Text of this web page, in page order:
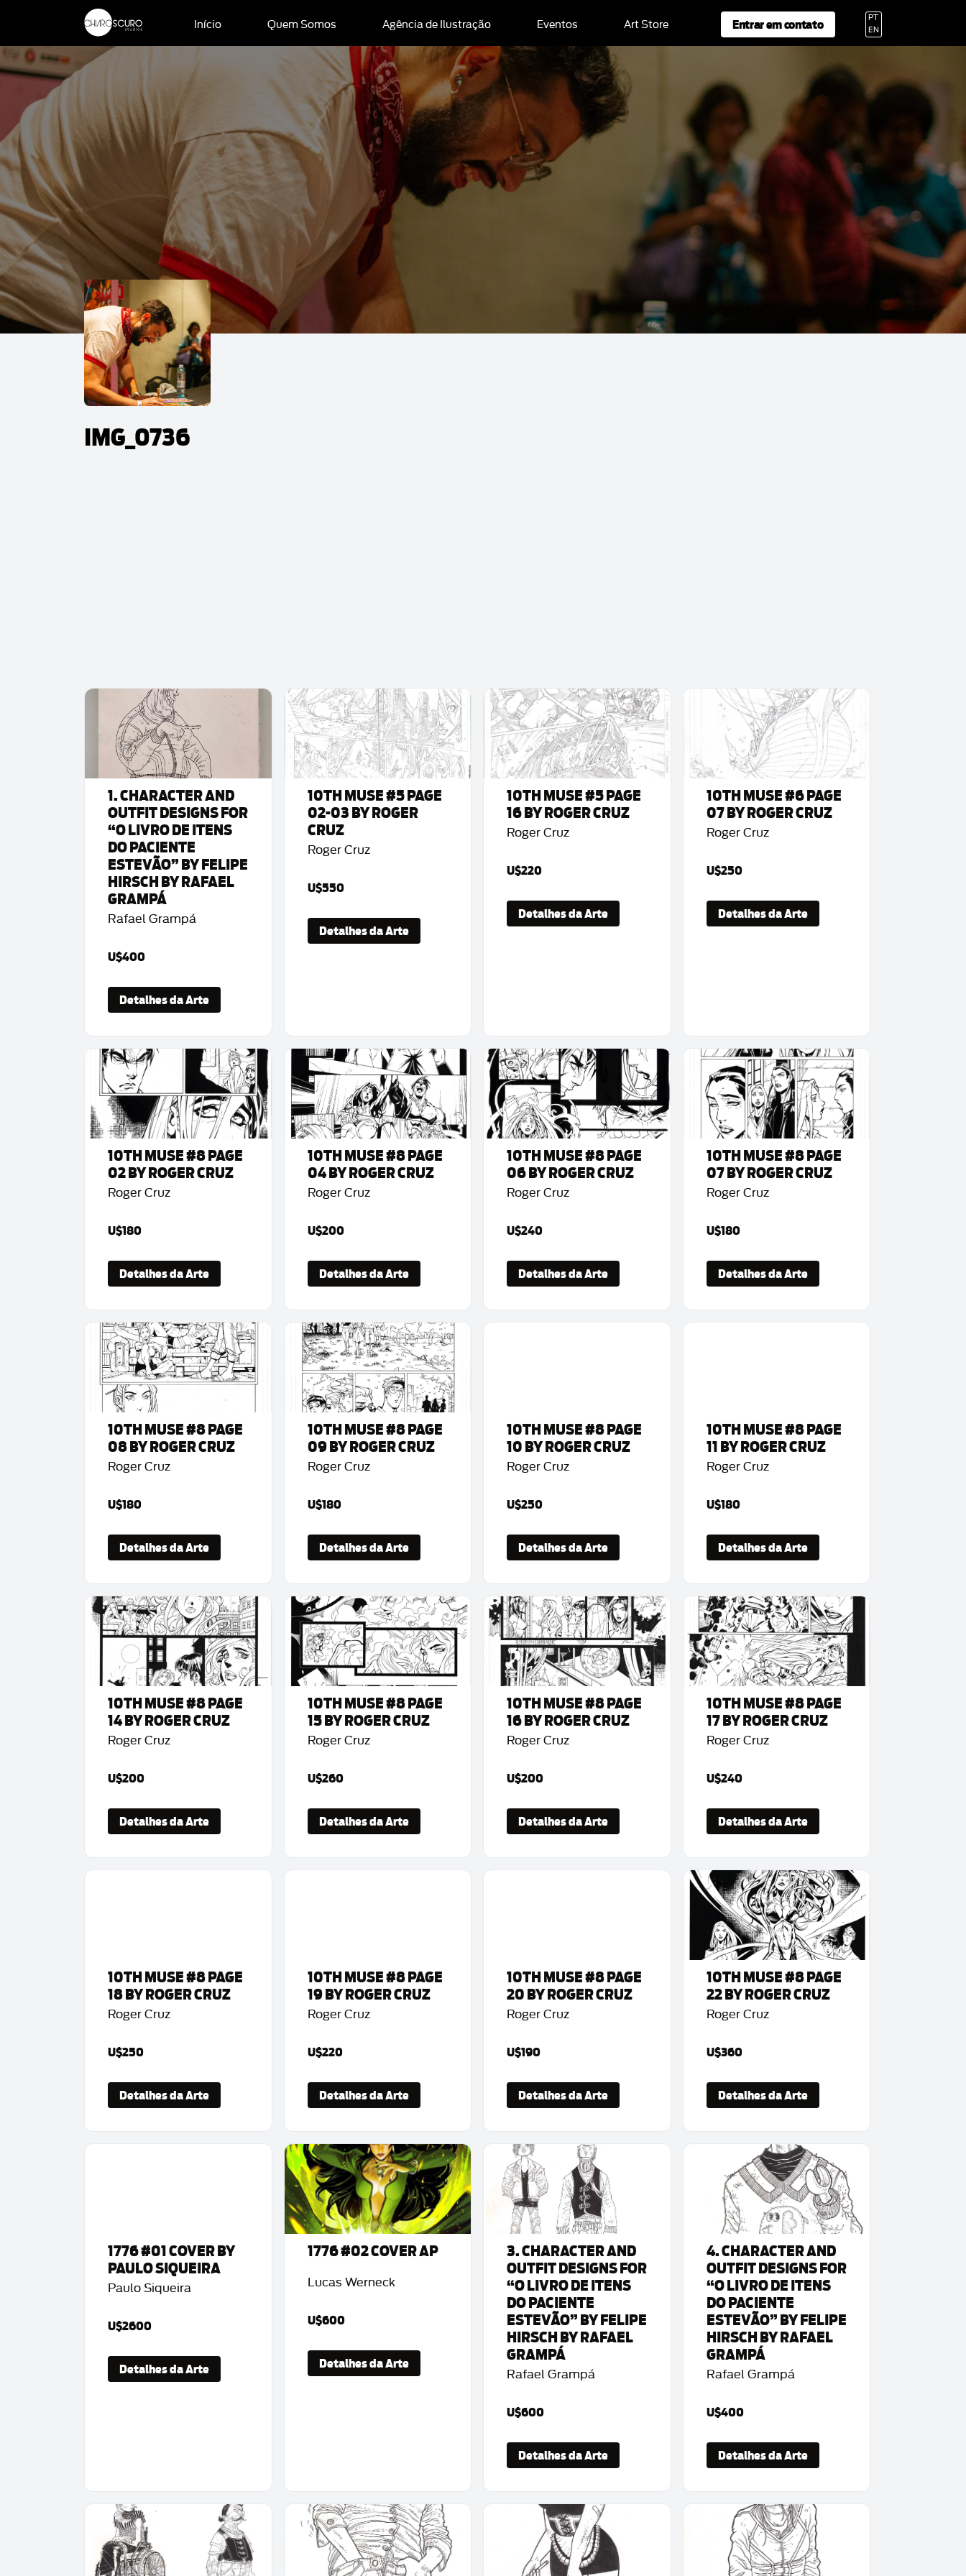
Início Quem Somos Agência de Ilustração Eventos Art Store Entrar em contato
PT
EN
IMG_0736
1. CHARACTER AND
OUTFIT DESIGNS FOR
“O LIVRO DE ITENS
DO PACIENTE
ESTEVÃO” BY FELIPE
HIRSCH BY RAFAEL
GRAMPÁ
Rafael Grampá
U$400
Detalhes da Arte
10TH MUSE #5 PAGE
02-03 BY ROGER
CRUZ
Roger Cruz
U$550
Detalhes da Arte
10TH MUSE #5 PAGE
16 BY ROGER CRUZ
Roger Cruz
U$220
Detalhes da Arte
10TH MUSE #6 PAGE
07 BY ROGER CRUZ
Roger Cruz
U$250
Detalhes da Arte
10TH MUSE #8 PAGE
02 BY ROGER CRUZ
Roger Cruz
U$180
Detalhes da Arte
10TH MUSE #8 PAGE
04 BY ROGER CRUZ
Roger Cruz
U$200
Detalhes da Arte
10TH MUSE #8 PAGE
06 BY ROGER CRUZ
Roger Cruz
U$240
Detalhes da Arte
10TH MUSE #8 PAGE
07 BY ROGER CRUZ
Roger Cruz
U$180
Detalhes da Arte
10TH MUSE #8 PAGE
08 BY ROGER CRUZ
Roger Cruz
U$180
Detalhes da Arte
10TH MUSE #8 PAGE
09 BY ROGER CRUZ
Roger Cruz
U$180
Detalhes da Arte
10TH MUSE #8 PAGE
10 BY ROGER CRUZ
Roger Cruz
U$250
Detalhes da Arte
10TH MUSE #8 PAGE
11 BY ROGER CRUZ
Roger Cruz
U$180
Detalhes da Arte
10TH MUSE #8 PAGE
14 BY ROGER CRUZ
Roger Cruz
U$200
Detalhes da Arte
10TH MUSE #8 PAGE
15 BY ROGER CRUZ
Roger Cruz
U$260
Detalhes da Arte
10TH MUSE #8 PAGE
16 BY ROGER CRUZ
Roger Cruz
U$200
Detalhes da Arte
10TH MUSE #8 PAGE
17 BY ROGER CRUZ
Roger Cruz
U$240
Detalhes da Arte
10TH MUSE #8 PAGE
18 BY ROGER CRUZ
Roger Cruz
U$250
Detalhes da Arte
10TH MUSE #8 PAGE
19 BY ROGER CRUZ
Roger Cruz
U$220
Detalhes da Arte
10TH MUSE #8 PAGE
20 BY ROGER CRUZ
Roger Cruz
U$190
Detalhes da Arte
10TH MUSE #8 PAGE
22 BY ROGER CRUZ
Roger Cruz
U$360
Detalhes da Arte
1776 #01 COVER BY
PAULO SIQUEIRA
Paulo Siqueira
U$2600
Detalhes da Arte
1776 #02 COVER AP
Lucas Werneck
U$600
Detalhes da Arte
3. CHARACTER AND
OUTFIT DESIGNS FOR
“O LIVRO DE ITENS
DO PACIENTE
ESTEVÃO” BY FELIPE
HIRSCH BY RAFAEL
GRAMPÁ
Rafael Grampá
U$600
Detalhes da Arte
4. CHARACTER AND
OUTFIT DESIGNS FOR
“O LIVRO DE ITENS
DO PACIENTE
ESTEVÃO” BY FELIPE
HIRSCH BY RAFAEL
GRAMPÁ
Rafael Grampá
U$400
Detalhes da Arte